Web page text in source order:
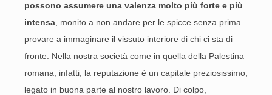
possono assumere una valenza molto più forte e più
intensa , monito a non andare per le spicce senza prima
provare a immaginare il vissuto interiore di chi ci sta di
fronte. Nella nostra società come in quella della Palestina
romana, infatti, la reputazione è un capitale preziosissimo,
legato in buona parte al nostro lavoro. Di colpo,